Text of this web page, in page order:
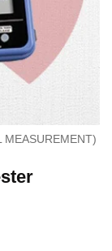
MEASUREMENT)